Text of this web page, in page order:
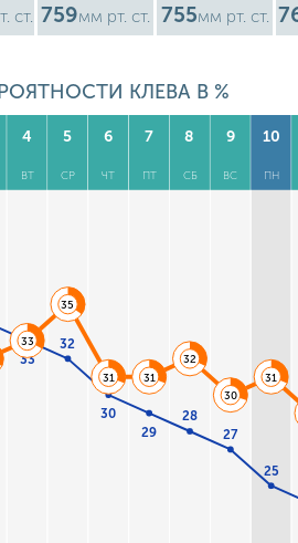
ст. 759мм рт. ст. 755мм рт. ст.
КЛЕВА В %
4
ВТ
5
СР
6
ЧТ
7
ПТ
8
СБ
9
ВС
10
ПН
33
32
30
29
28
27
25
33
35
31 31
32
30
31